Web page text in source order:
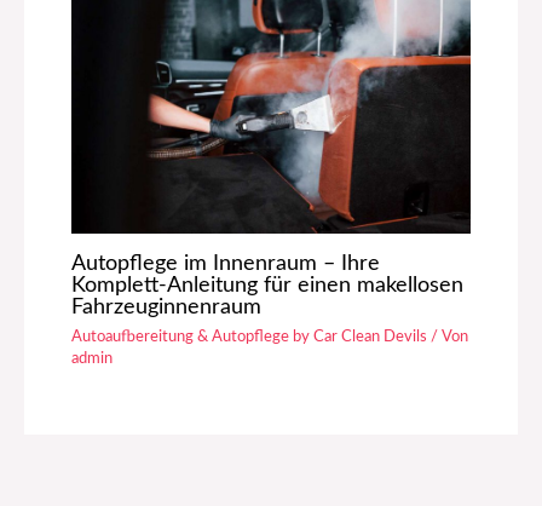
Autopflege im Innenraum – Ihre
Komplett-Anleitung für einen makellosen
Fahrzeuginnenraum
Autoaufbereitung & Autopflege by Car Clean Devils / Von
admin